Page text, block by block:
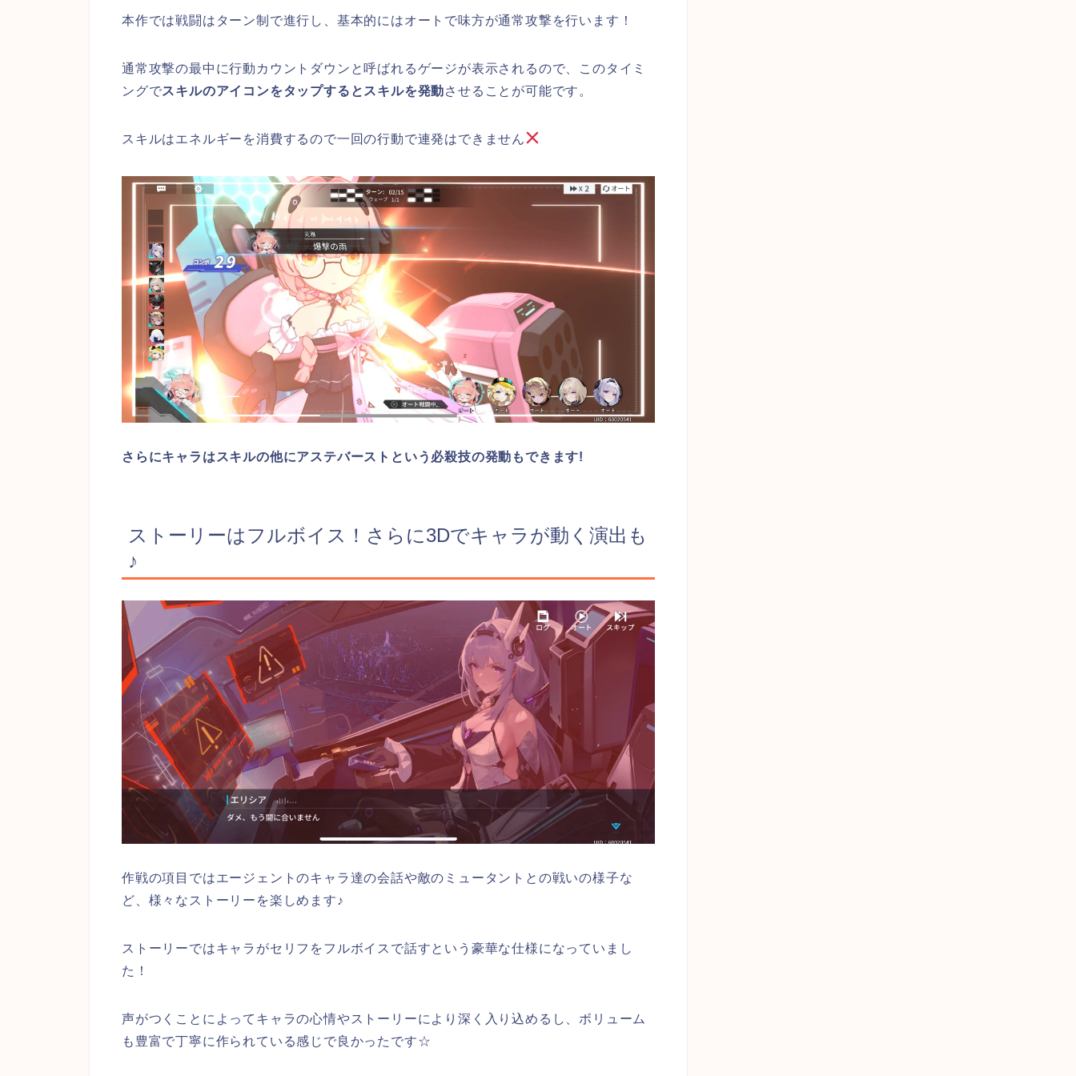
本作では戦闘はターン制で進行し、基本的にはオートで味方が通常攻撃を行います！
通常攻撃の最中に行動カウントダウンと呼ばれるゲージが表示されるので、このタイミ
ングでスキルのアイコンをタップするとスキルを発動させることが可能です。
スキルはエネルギーを消費するので一回の行動で連発はできません
さらにキャラはスキルの他にアステバーストという必殺技の発動もできます!
ストーリーはフルボイス！さらに3Dでキャラが動く演出も
♪
作戦の項目ではエージェントのキャラ達の会話や敵のミュータントとの戦いの様子な
ど、様々なストーリーを楽しめます♪
ストーリーではキャラがセリフをフルボイスで話すという豪華な仕様になっていまし
た！
声がつくことによってキャラの心情やストーリーにより深く入り込めるし、ボリューム
も豊富で丁寧に作られている感じで良かったです☆